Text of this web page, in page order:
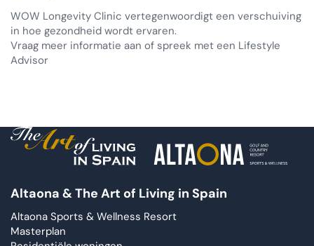
WOW Longevity Clinic vertegenwoordigt een verschuiving
in hoe gezondheid wordt ervaren.
Vraag meer informatie aan of spreek met een Lifestyle
Advisor
Altaona & The Art of Living in Spain
Altaona Sports & Wellness Resort
Masterplan